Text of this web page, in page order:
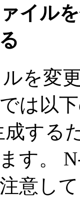
イル
を変
は以
する
す。
意し